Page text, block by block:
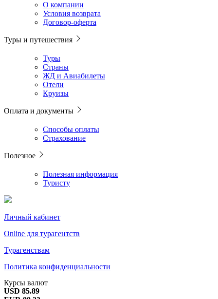
О компании
Условия возврата
Договор-оферта
Туры и путешествия
Туры
Страны
ЖД и Авиабилеты
Отели
Круизы
Оплата и документы
Способы оплаты
Страхование
Полезное
Полезная информация
Туристу
Личный кабинет
Online для турагентств
Турагенствам
Политика конфиденциальности
Курсы валют
USD 85.89